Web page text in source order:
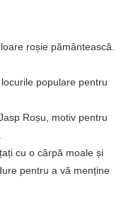
roșie pământească.
populare pentru
Roșu, motiv pentru
cu o cârpă moale și
pentru a vă menține